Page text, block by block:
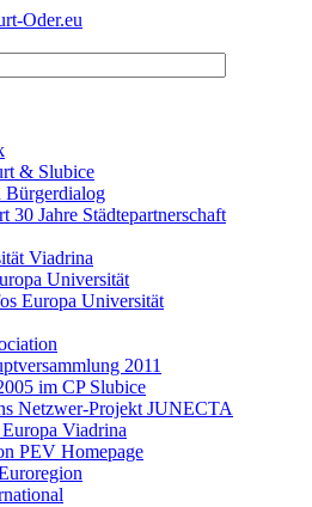
Oder.eu
& Slubice
Bürgerdialog
30 Jahre Städtepartnerschaft
Viadrina
Universität
Europa Universität
2011
im CP Slubice
Netzwer-Projekt JUNECTA
Viadrina
PEV Homepage